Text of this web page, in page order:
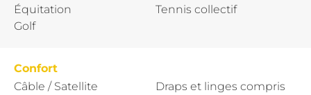
Équitation
Golf
Tennis collectif
Confort
Câble / Satellite
Draps et linges compris